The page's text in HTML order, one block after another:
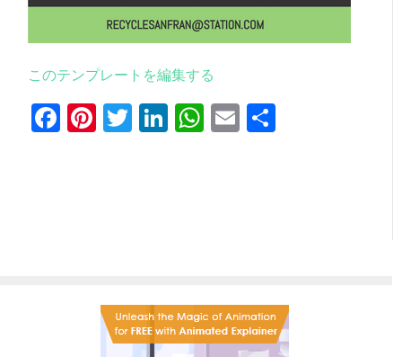
このテンプレートを編集する
Facebook
Pinterest
Twitter
LinkedIn
WhatsApp
Email